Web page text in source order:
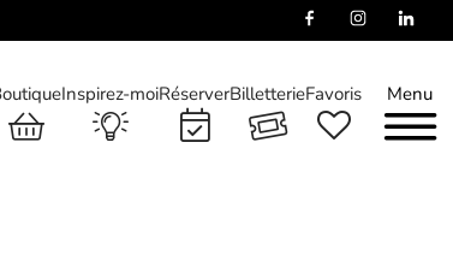
Menu
Inspirez-moiRéserverBilletterieFavoris